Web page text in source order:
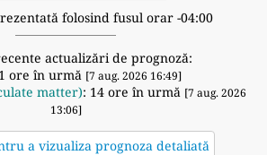
folosind fusul orar -04:00
actualizări de prognoză:
ore în urmă [7 aug. 2026 16:49]
matter): 14 ore în urmă [7 aug. 2026
13:06]
a vizualiza prognoza detaliată